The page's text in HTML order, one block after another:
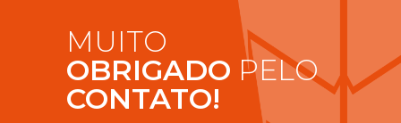
MUITO
OBRIGADO PELO
CONTATO!